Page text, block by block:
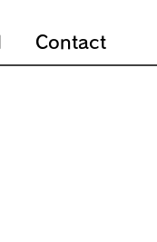
Contact